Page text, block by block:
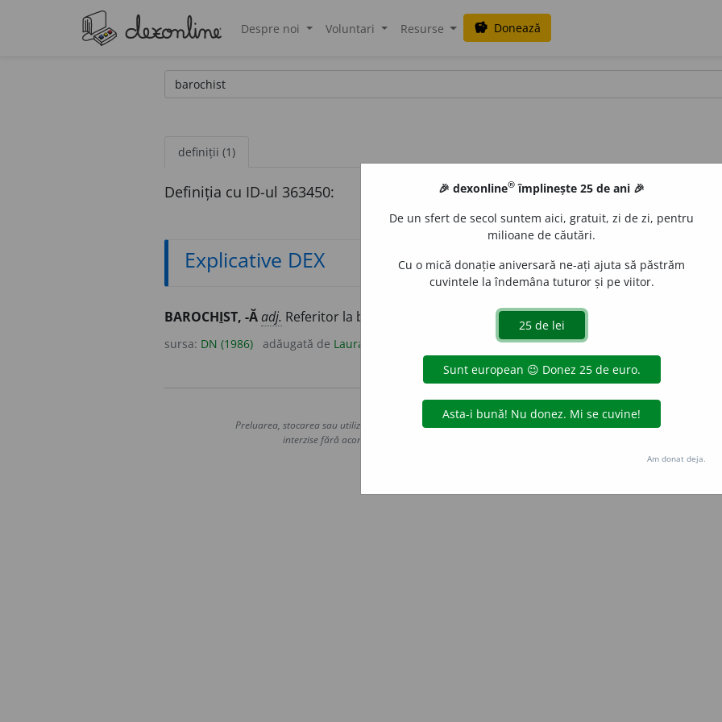
Despre noi Voluntari Resurse savings Donează
definiții (1)
Definiția cu ID-ul 363450:
Explicative DEX
BAROCHIST, -Ăadj. Referitor la barochism. // Adept al barochismului. [
sursa: DN (1986) adăugată de LauraGellner
Copyright © 2004-2026 dexonline (https://dexonline.ro)
Preluarea, stocarea sau utilizarea datelor de pe acest site, inclusiv prin orice metode de extragere automată
interzise fără acordul nostru prealabil scris, cu excepția seturilor de date oferite oficial spre utilizare
Hosterion
🎉 dexonline® împlinește 25 de ani 🎉
De un sfert de secol suntem aici, gratuit, zi de zi, pentru
milioane de căutări.
Cu o mică donație aniversară ne-ați ajuta să păstrăm
cuvintele la îndemâna tuturor și pe viitor.
Am donat deja.